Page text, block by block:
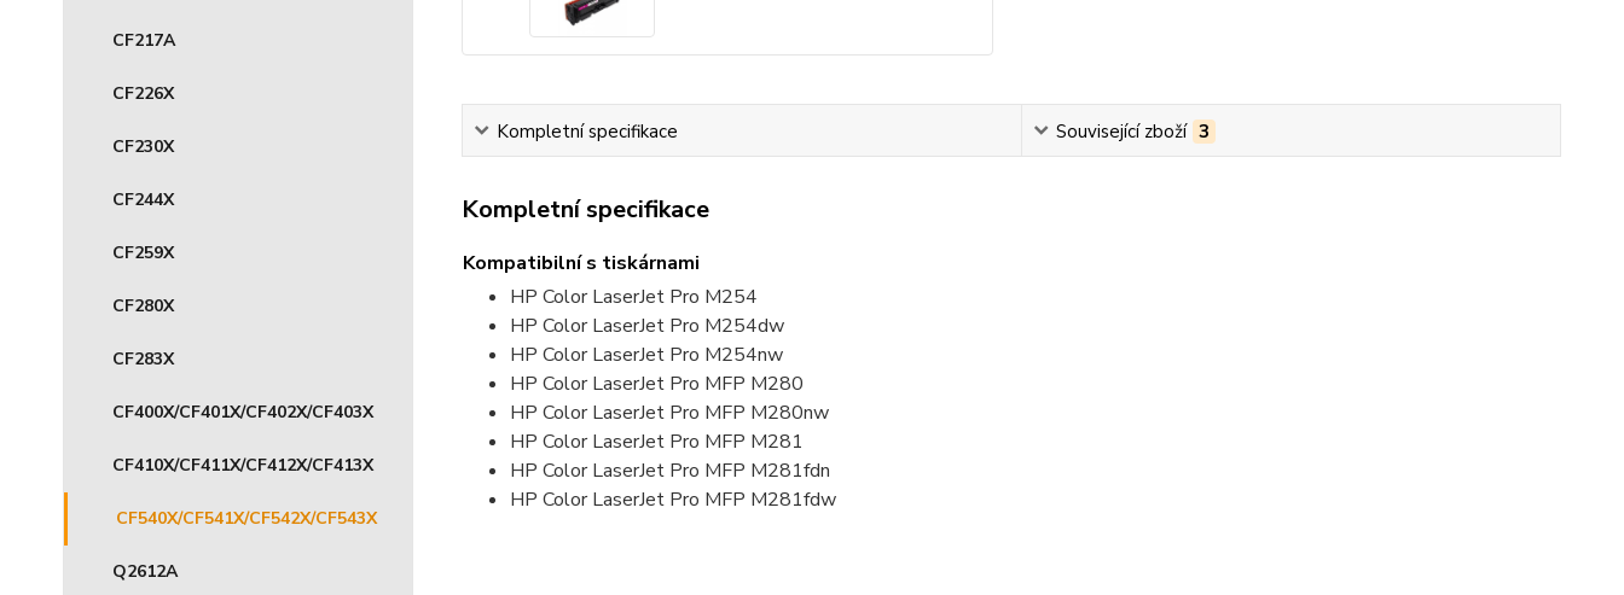
CF217A
CF226X
CF230X
CF244X
CF259X
CF280X
CF283X
CF400X/CF401X/CF402X/CF403X
CF410X/CF411X/CF412X/CF413X
CF540X/CF541X/CF542X/CF543X
Q2612A
Kompletní specifikace Související zboží 3
Kompletní specifikace
Kompatibilní s tiskárnami
HP Color LaserJet Pro M254
HP Color LaserJet Pro M254dw
HP Color LaserJet Pro M254nw
HP Color LaserJet Pro MFP M280
HP Color LaserJet Pro MFP M280nw
HP Color LaserJet Pro MFP M281
HP Color LaserJet Pro MFP M281fdn
HP Color LaserJet Pro MFP M281fdw